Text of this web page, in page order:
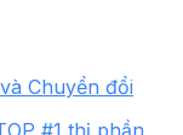
Chuyển đổi